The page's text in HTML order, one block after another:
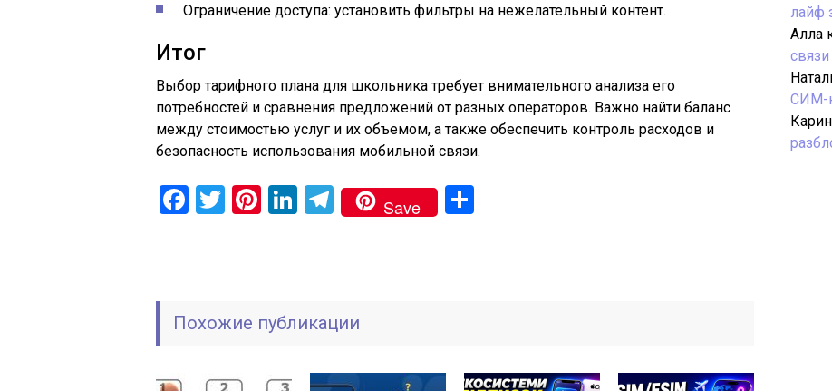
Ограничение доступа: установить фильтры на нежелательный контент.
Итог
Выбор тарифного плана для школьника требует внимательного анализа его
потребностей и сравнения предложений от разных операторов. Важно найти баланс
между стоимостью услуг и их объемом, а также обеспечить контроль расходов и
безопасность использования мобильной связи.
Facebook
Twitter
Pinterest
LinkedIn
Telegram
Save
Похожие публикации
лайф
Алла
СИМ-